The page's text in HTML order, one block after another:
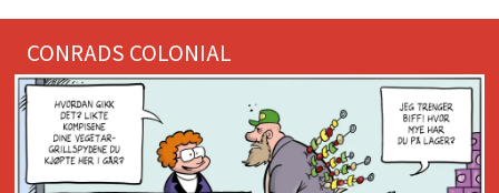
CONRADS COLONIAL